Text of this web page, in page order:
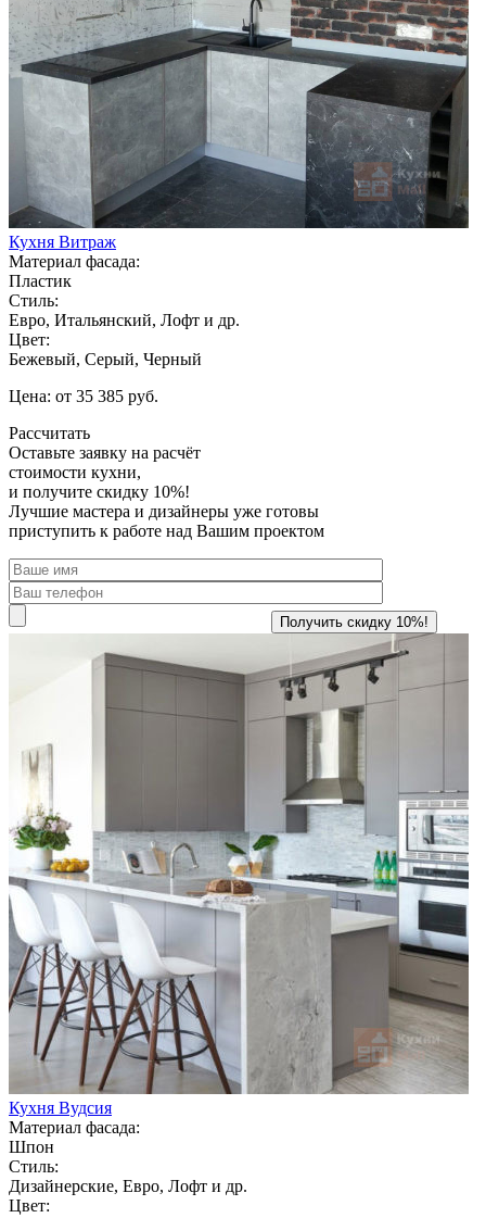
Кухня Витраж
Материал фасада:
Пластик
Стиль:
Евро, Итальянский, Лофт и др.
Цвет:
Бежевый, Серый, Черный
Цена: от 35 385 руб.
Рассчитать
Оставьте заявку на расчёт
стоимости кухни,
и получите скидку 10%!
Лучшие мастера и дизайнеры уже готовы
приступить к работе над Вашим проектом
Кухня Вудсия
Материал фасада:
Шпон
Стиль:
Дизайнерские, Евро, Лофт и др.
Цвет: